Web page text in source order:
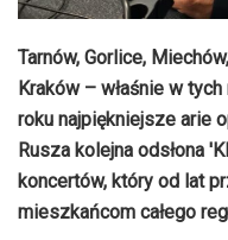
Tarnów, Gorlice,
Kraków – właśnie w
roku najpiękniejsze arie
Rusza kolejna odsłona
koncertów, który od lat
mieszkańcom całego